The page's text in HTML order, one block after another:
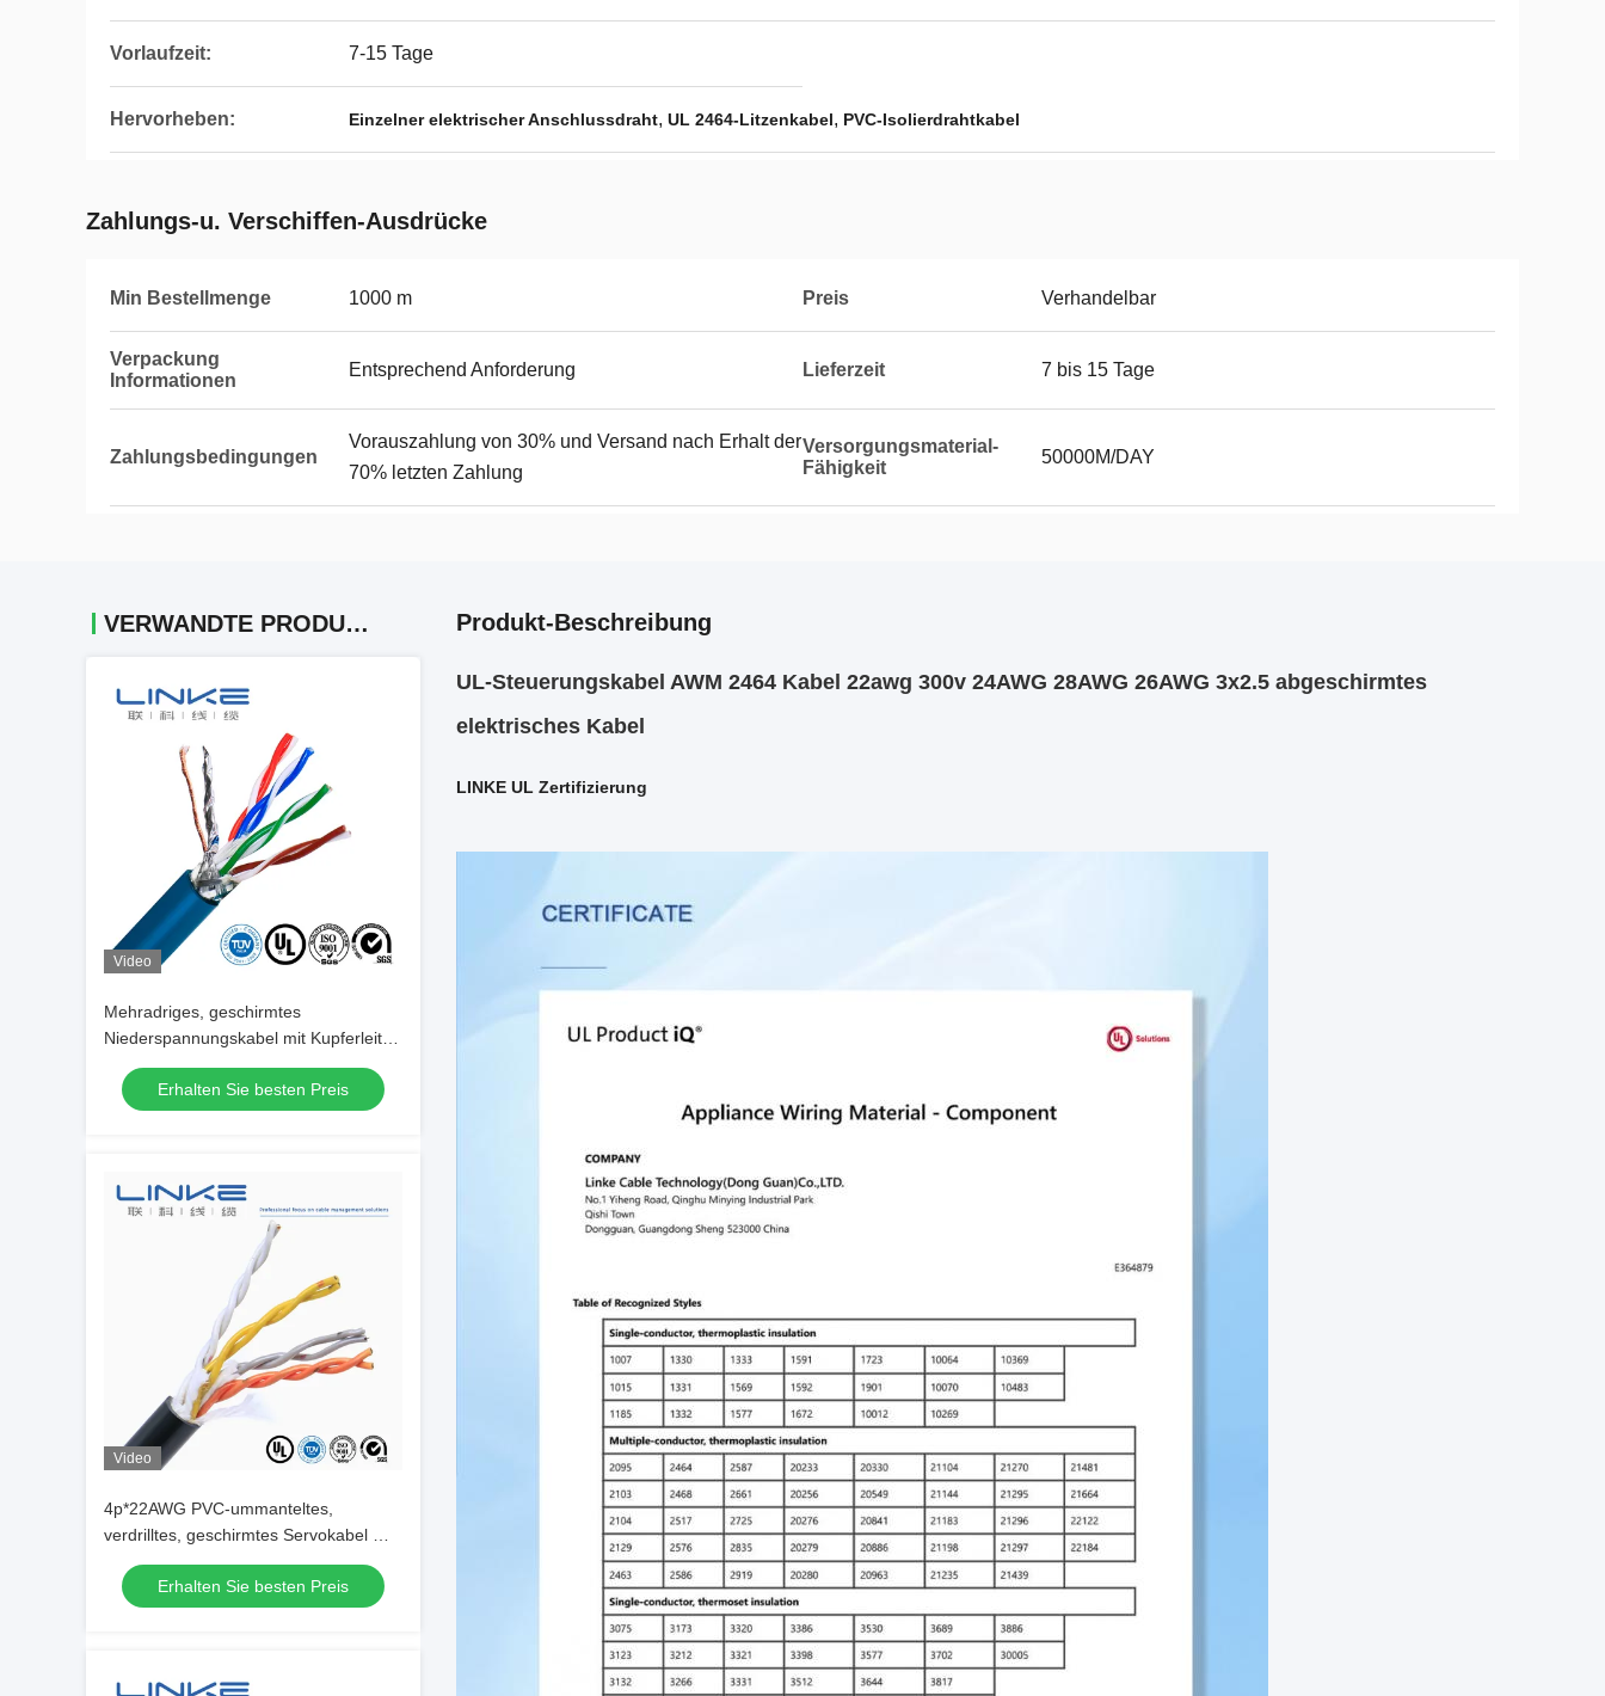
Vorlaufzeit: 7-15 Tage
Hervorheben: Einzelner elektrischer Anschlussdraht, UL 2464-Litzenkabel, PVC-Isolierdrahtkabel
Zahlungs-u. Verschiffen-Ausdrücke
Min Bestellmenge 1000 m Preis Verhandelbar
Verpackung
Informationen
Entsprechend Anforderung Lieferzeit 7 bis 15 Tage
Zahlungsbedingungen
Vorauszahlung von 30% und Versand nach Erhalt der
70% letzten Zahlung
Versorgungsmaterial-
Fähigkeit
50000M/DAY
VERWANDTE PRODUKTE
Video
Mehradriges, geschirmtes
Niederspannungskabel mit Kupferleiter,
PVC-Mantel und kältebeständigen
Eigenschaften
Erhalten Sie besten Preis
Video
4p*22AWG PVC-ummanteltes,
verdrilltes, geschirmtes Servokabel mit
verzinntem Kupfer für
Unterwasseranwendungen
Erhalten Sie besten Preis
Produkt-Beschreibung
UL-Steuerungskabel AWM 2464 Kabel 22awg 300v 24AWG 28AWG 26AWG 3x2.5 abgeschirmtes
elektrisches Kabel
LINKE UL Zertifizierung